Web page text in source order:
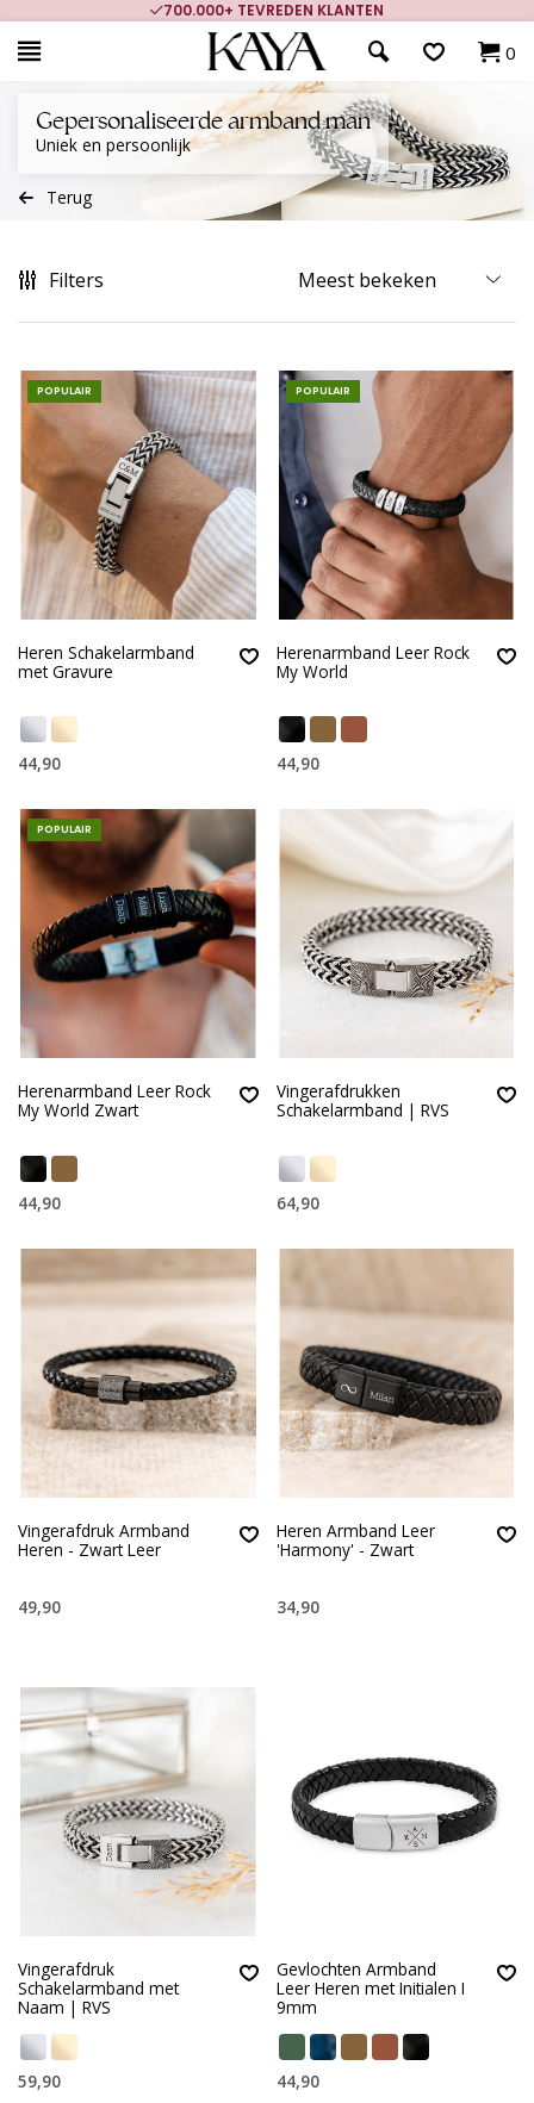
700.000+ TEVREDEN KLANTEN
0
Gepersonaliseerde armband man
Uniek en persoonlijk
Terug
Filters
POPULAIR
Heren Schakelarmband
met Gravure
44,90
POPULAIR
Herenarmband Leer Rock
My World
44,90
POPULAIR
Herenarmband Leer Rock
My World Zwart
44,90
Vingerafdrukken
Schakelarmband | RVS
64,90
Vingerafdruk Armband
Heren - Zwart Leer
49,90
Heren Armband Leer
'Harmony' - Zwart
34,90
Vingerafdruk
Schakelarmband met
Naam | RVS
59,90
Gevlochten Armband
Leer Heren met Initialen I
9mm
44,90